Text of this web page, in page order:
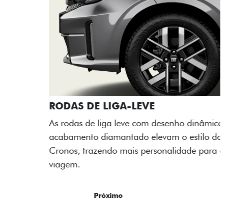
RODAS DE LIGA-LEVE
As rodas de liga leve com desenho dinâmico e
acabamento diamantado elevam o estilo do Fiat
Cronos, trazendo mais personalidade para cada